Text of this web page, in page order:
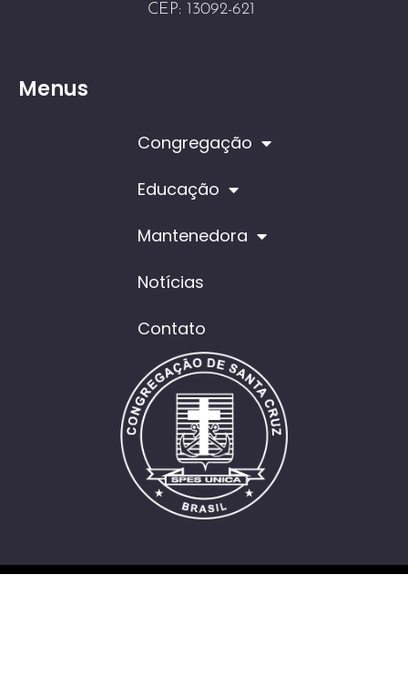
CEP: 13092-621
Menus
Congregação
Educação
Mantenedora
Notícias
Contato